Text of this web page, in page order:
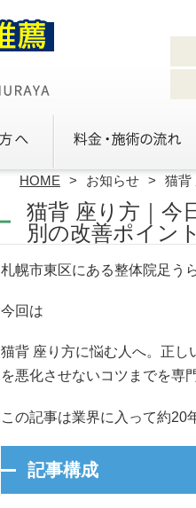
HOME お知らせ 猫背
猫背 座り方｜今
別の改善ポイント
札幌市東区にある整体院足う
今回は
猫背 座り方に悩む人へ。正
を悪化させないコツまでを専
この記事は業界に入って約20
記事構成